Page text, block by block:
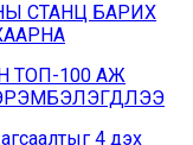
СТАНЦ БАРИХ
ТОП-100 АЖ
4 дэх